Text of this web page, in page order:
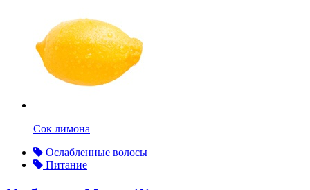
Сок лимона
Ослабленные волосы
Питание